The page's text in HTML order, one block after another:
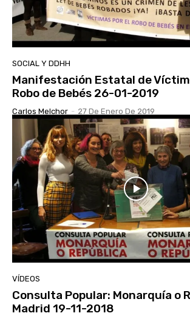
SOCIAL Y DDHH
Manifestación Estatal de
Robo de Bebés 26-01-2019
Carlos Melchor - 27 De Enero De 2019
VÍDEOS
Consulta Popular: Monarquía o
Madrid 19-11-2018